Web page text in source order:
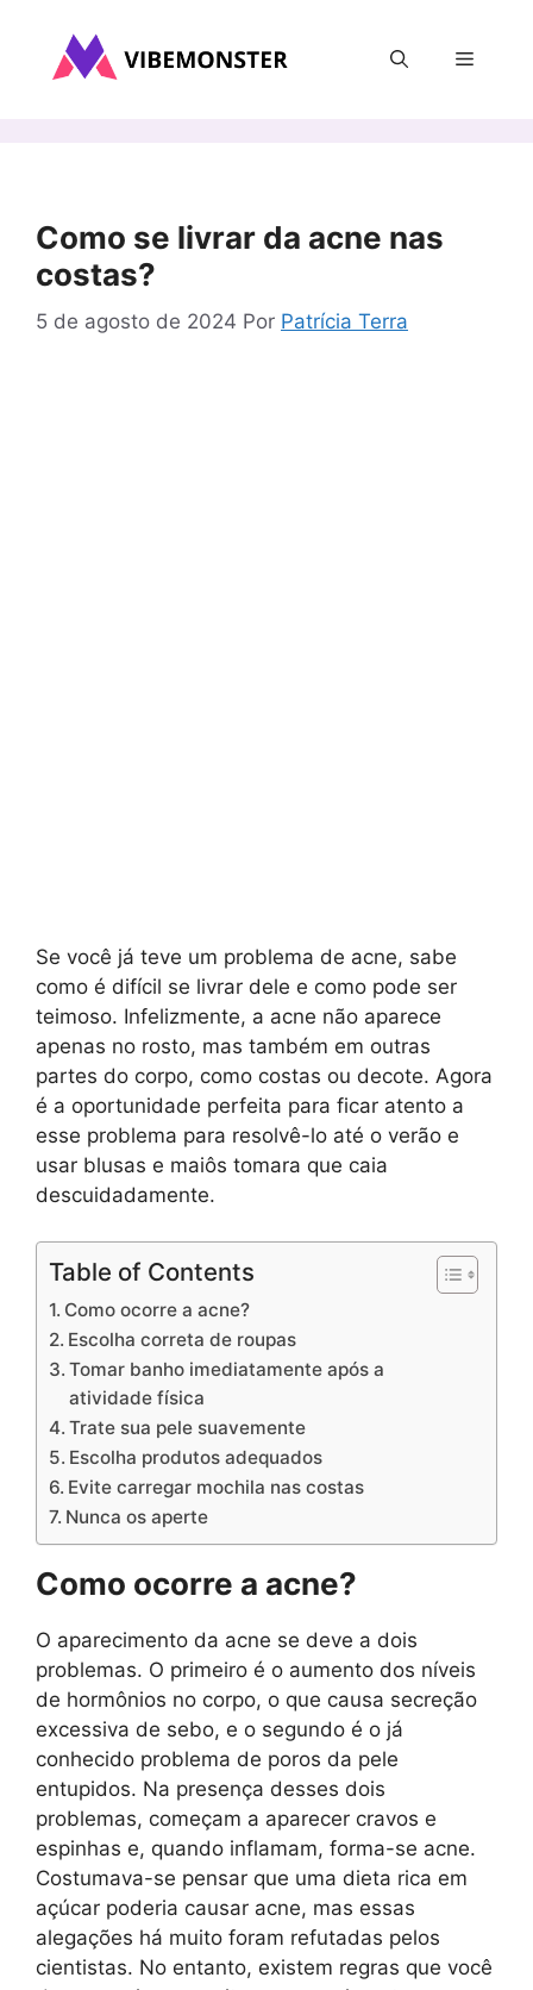
Menu
Como se livrar da acne nas
costas?
5 de agosto de 2024 Por Patrícia Terra
Se você já teve um problema de acne, sabe
como é difícil se livrar dele e como pode ser
teimoso. Infelizmente, a acne não aparece
apenas no rosto, mas também em outras
partes do corpo, como costas ou decote. Agora
é a oportunidade perfeita para ficar atento a
esse problema para resolvê-lo até o verão e
usar blusas e maiôs tomara que caia
descuidadamente.
Table of Contents
Como ocorre a acne?
Escolha correta de roupas
Tomar banho imediatamente após a
atividade física
Trate sua pele suavemente
Escolha produtos adequados
Evite carregar mochila nas costas
Nunca os aperte
Como ocorre a acne?
O aparecimento da acne se deve a dois
problemas. O primeiro é o aumento dos níveis
de hormônios no corpo, o que causa secreção
excessiva de sebo, e o segundo é o já
conhecido problema de poros da pele
entupidos. Na presença desses dois
problemas, começam a aparecer cravos e
espinhas e, quando inflamam, forma-se acne.
Costumava-se pensar que uma dieta rica em
açúcar poderia causar acne, mas essas
alegações há muito foram refutadas pelos
cientistas. No entanto, existem regras que você